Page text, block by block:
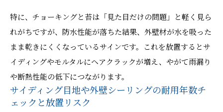
特に、チョーキングと苔は「見た目だけの問題」と軽く見ら
れがちですが、防水性能が落ちた結果、外壁材が水を吸った
まま乾きにくくなっているサインです。これを放置するとサ
イディングやモルタルにヘアクラックが増え、やがて雨漏り
や断熱性能の低下につながります。
サイディング目地や外壁シーリングの耐用年数チ
ェックと放置リスク